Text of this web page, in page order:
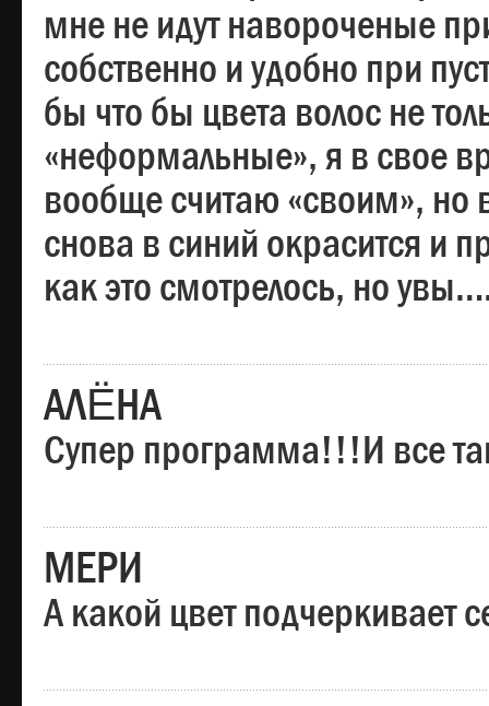
мне не идут навороченые
собственно и удобно при
бы что бы цвета волос не
«неформальные», я в свое
вообще считаю «своим», но
снова в синий окрасится и
как это смотрелось, но
АЛЁНА
Супер программа!!!И все
МЕРИ
А какой цвет подчеркивает